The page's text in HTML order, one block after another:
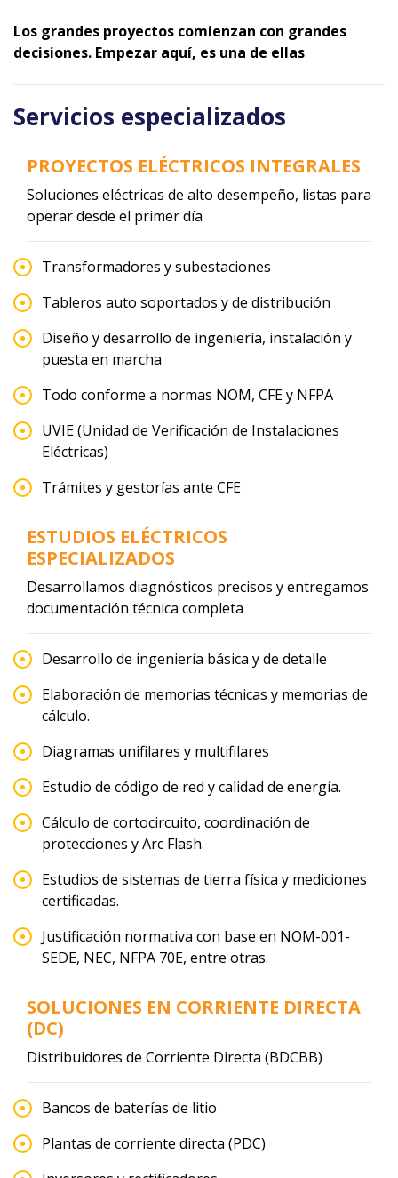
Los grandes proyectos comienzan con grandes
decisiones. Empezar aquí, es una de ellas
Servicios especializados
PROYECTOS ELÉCTRICOS INTEGRALES
Soluciones eléctricas de alto desempeño, listas para
operar desde el primer día
Transformadores y subestaciones
Tableros auto soportados y de distribución
Diseño y desarrollo de ingeniería, instalación y
puesta en marcha
Todo conforme a normas NOM, CFE y NFPA
UVIE (Unidad de Verificación de Instalaciones
Eléctricas)
Trámites y gestorías ante CFE
ESTUDIOS ELÉCTRICOS
ESPECIALIZADOS
Desarrollamos diagnósticos precisos y entregamos
documentación técnica completa
Desarrollo de ingeniería básica y de detalle
Elaboración de memorias técnicas y memorias de
cálculo.
Diagramas unifilares y multifilares
Estudio de código de red y calidad de energía.
Cálculo de cortocircuito, coordinación de
protecciones y Arc Flash.
Estudios de sistemas de tierra física y mediciones
certificadas.
Justificación normativa con base en NOM-001-
SEDE, NEC, NFPA 70E, entre otras.
SOLUCIONES EN CORRIENTE DIRECTA
(DC)
Distribuidores de Corriente Directa (BDCBB)
Bancos de baterías de litio
Plantas de corriente directa (PDC)